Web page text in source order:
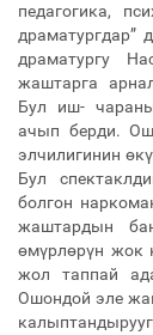
педагогика,
драматургдар”
драматургу
жаштарга
Бул иш-
ачып берди.
элчилигинин
Бул
болгон
жаштардын
өмүрлөрүн жок
жол таппай
Ошондой эле